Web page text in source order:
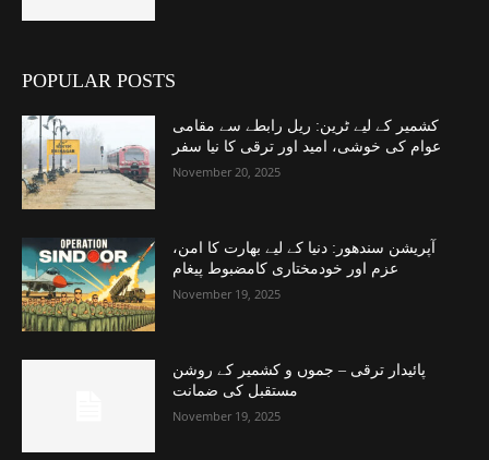
POPULAR POSTS
کشمیر کے لیے ٹرین: ریل رابطے سے مقامی
عوام کی خوشی، امید اور ترقی کا نیا سفر
November 20, 2025
آپریشن سندھور: دنیا کے لیے بھارت کا امن،
عزم اور خودمختاری کامضبوط پیغام
November 19, 2025
پائیدار ترقی – جموں و کشمیر کے روشن
مستقبل کی ضمانت
November 19, 2025